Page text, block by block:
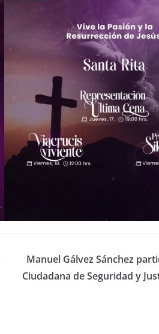
Manuel Gálvez Sánchez
Ciudadana de Seguridad y